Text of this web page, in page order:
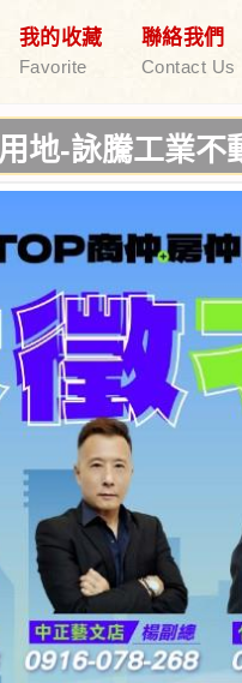
我的收藏
Favorite
聯絡我們
Contact Us
業不動產團